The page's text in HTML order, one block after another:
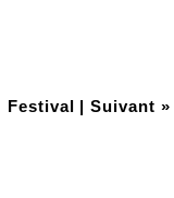
Festival | Suivant »